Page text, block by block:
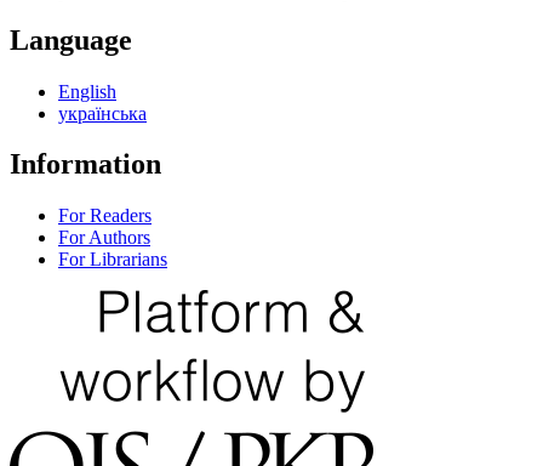
Language
English
українська
Information
For Readers
For Authors
For Librarians